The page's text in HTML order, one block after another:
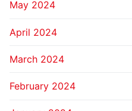
May 2024
April 2024
March 2024
February 2024